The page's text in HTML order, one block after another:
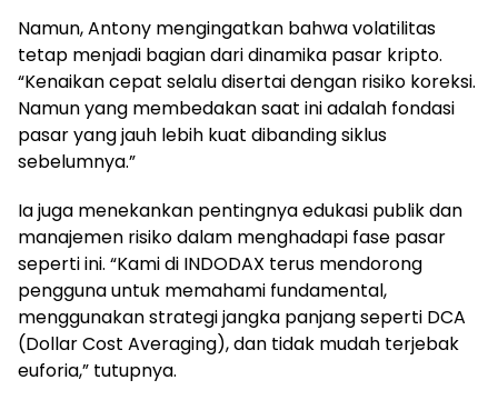
Namun, Antony mengingatkan bahwa volatilitas
tetap menjadi bagian dari dinamika pasar kripto.
“Kenaikan cepat selalu disertai dengan risiko koreksi.
Namun yang membedakan saat ini adalah fondasi
pasar yang jauh lebih kuat dibanding siklus
sebelumnya.”
Ia juga menekankan pentingnya edukasi publik dan
manajemen risiko dalam menghadapi fase pasar
seperti ini. “Kami di INDODAX terus mendorong
pengguna untuk memahami fundamental,
menggunakan strategi jangka panjang seperti DCA
(Dollar Cost Averaging), dan tidak mudah terjebak
euforia,” tutupnya.